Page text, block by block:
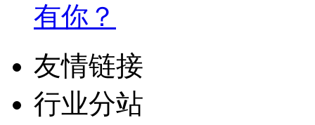
有你？
友情链接
行业分站